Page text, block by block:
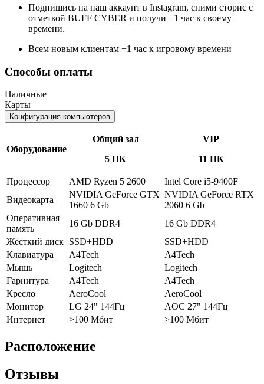
Подпишись на наш аккаунт в Instagram, сними сторис с
отметкой BUFF CYBER и получи +1 час к своему
времени.
Всем новым клиентам +1 час к игровому времени
Способы оплаты
Наличные
Карты
Конфигурация компьютеров
Оборудование
Общий зал
5 ПК
VIP
11 ПК
Процессор AMD Ryzen 5 2600
Intel Core i5-9400F
Видеокарта
NVIDIA GeForce GTX
1660 6 Gb
NVIDIA GeForce RTX
2060 6 Gb
Оперативная
память
16 Gb DDR4
16 Gb DDR4
Жёсткий диск SSD+HDD
SSD+HDD
Клавиатура
A4Tech
A4Tech
Мышь
Logitech
Logitech
Гарнитура
A4Tech
A4Tech
Кресло
AeroCool
AeroCool
Монитор
LG 24" 144Гц
AOC 27" 144Гц
Интернет
>100 Мбит >100 Мбит
Расположение
Отзывы